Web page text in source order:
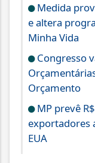
Medida
e altera
Minha Vida
Congresso
Orçamento
MP prevê
exportadores
EUA